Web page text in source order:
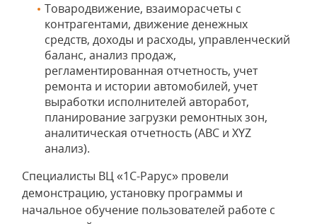
Товародвижение, взаиморасчеты с
контрагентами, движение денежных
средств, доходы и расходы, управленческий
баланс, анализ продаж,
регламентированная отчетность, учет
ремонта и истории автомобилей, учет
выработки исполнителей авторабот,
планирование загрузки ремонтных зон,
аналитическая отчетность (ABC и XYZ
анализ).
Специалисты ВЦ «1С-Рарус» провели
демонстрацию, установку программы и
начальное обучение пользователей работе с